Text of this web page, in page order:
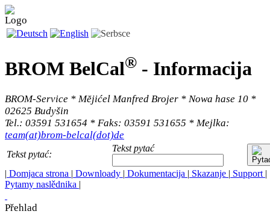
BROM BelCal® - Informacija
BROM-Service * Mĕjićel Manfred Brojer * Nowa hase 10 *
02625 Budyšin
Tel.: 03591 531654 * Faks: 03591 531655 * Mejlka:
team(at)brom-belcal(dot)de
Tekst pytać:
Tekst pytać
| Domjaca strona | Downloady | Dokumentacija | Skazanje | Support |
Pytamy naslědnika |
Přehlad